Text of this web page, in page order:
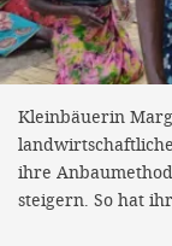
Kleinbäuerin
ihre
steigern. So hat